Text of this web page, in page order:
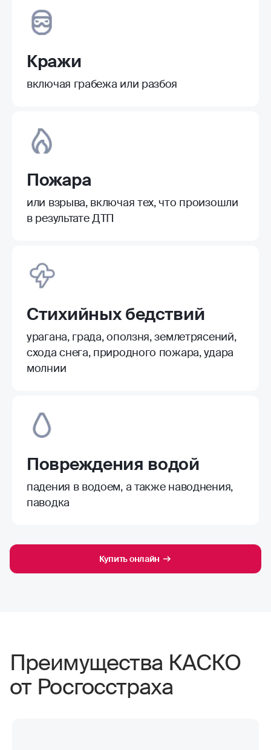
Кражи
включая грабежа или разбоя
Пожара
или взрыва, включая тех, что произошли
в результате ДТП
Стихийных бедствий
урагана, града, оползня, землетрясений,
схода снега, природного пожара, удара
молнии
Повреждения водой
падения в водоем, а также наводнения,
паводка
Купить онлайн
Преимущества КАСКО
от Росгосстраха